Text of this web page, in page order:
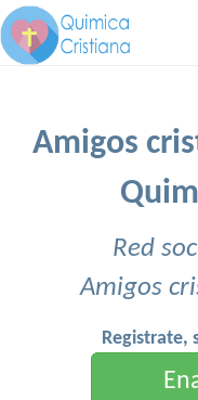
Amigos
Red
Amigos
Registrate,